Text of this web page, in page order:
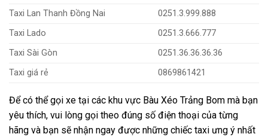
Taxi Lan Thanh Đồng Nai
0251.3.999.888
Taxi Lado
0251.3.666.777
Taxi Sài Gòn
0251.36.36.36.36
Taxi giá rẻ
0869861421
Để có thể gọi xe tại các khu vực Bàu Xéo Trảng Bom mà bạn
yêu thích, vui lòng gọi theo đúng số điện thoại của từng
hãng và bạn sẽ nhận ngay được những chiếc taxi ưng ý nhất